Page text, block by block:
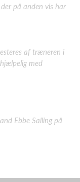
på anden vis har
af træneren i
med
Ebbe Salling på